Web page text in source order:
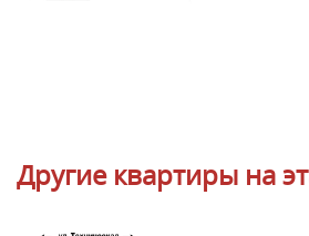
Другие квартиры на